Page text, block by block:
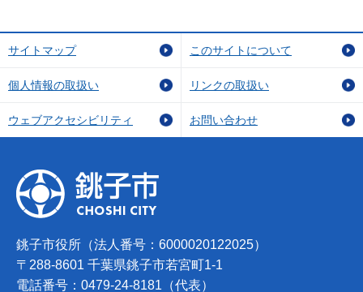
サイトマップ このサイトについて
個人情報の取扱い リンクの取扱い
ウェブアクセシビリティ お問い合わせ
銚子市役所（法人番号：6000020122025）
〒288-8601 千葉県銚子市若宮町1-1
電話番号：0479-24-8181（代表）